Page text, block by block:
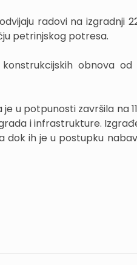
radovi na izgradnji
petrinjskog potresa.
obnova
potpunosti završila na
i infrastrukture.
ih je u postupku